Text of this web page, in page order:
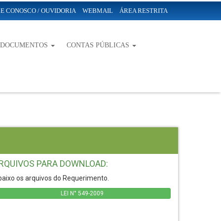
CONOSCO / OUVIDORIA WEBMAIL ÁREA RESTRITA
CONTAS PÚBLICAS
PARA DOWNLOAD:
os arquivos do Requerimento.
LEI N° 549-2009